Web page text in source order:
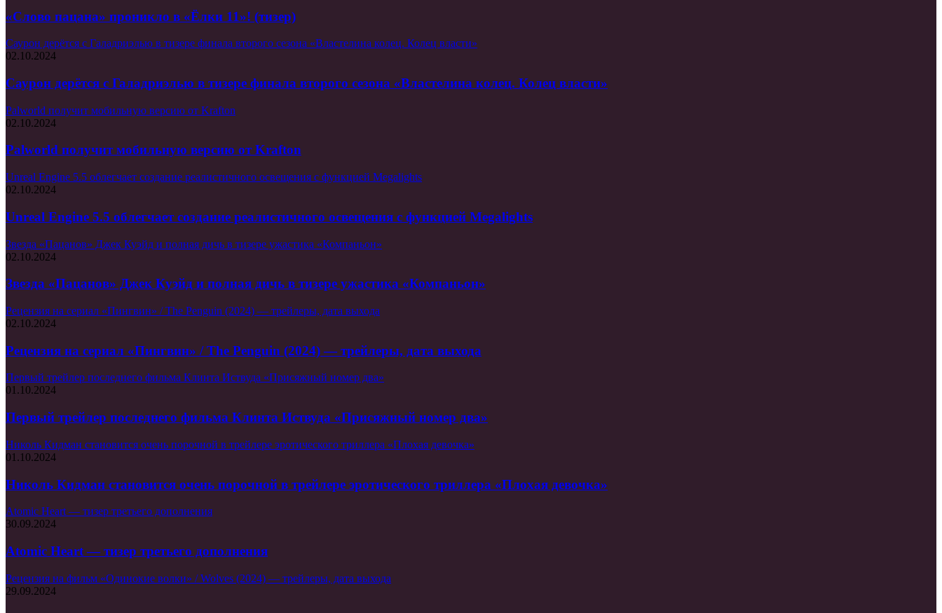
«Слово пацана» проникло в «Ёлки 11»! (тизер)
Саурон дерётся с Галадриэлью в тизере финала второго сезона «Властелина колец. Колец власти»
02.10.2024
Саурон дерётся с Галадриэлью в тизере финала второго сезона «Властелина колец. Колец власти»
Palworld получит мобильную версию от Krafton
02.10.2024
Palworld получит мобильную версию от Krafton
Unreal Engine 5.5 облегчает создание реалистичного освещения с функцией Megalights
02.10.2024
Unreal Engine 5.5 облегчает создание реалистичного освещения с функцией Megalights
Звезда «Пацанов» Джек Куэйд и полная дичь в тизере ужастика «Компаньон»
02.10.2024
Звезда «Пацанов» Джек Куэйд и полная дичь в тизере ужастика «Компаньон»
Рецензия на сериал «Пингвин» / The Penguin (2024) — трейлеры, дата выхода
02.10.2024
Рецензия на сериал «Пингвин» / The Penguin (2024) — трейлеры, дата выхода
Первый трейлер последнего фильма Клинта Иствуда «Присяжный номер два»
01.10.2024
Первый трейлер последнего фильма Клинта Иствуда «Присяжный номер два»
Николь Кидман становится очень порочной в трейлере эротического триллера «Плохая девочка»
01.10.2024
Николь Кидман становится очень порочной в трейлере эротического триллера «Плохая девочка»
Atomic Heart — тизер третьего дополнения
30.09.2024
Atomic Heart — тизер третьего дополнения
Рецензия на фильм «Одинокие волки» / Wolves (2024) — трейлеры, дата выхода
29.09.2024